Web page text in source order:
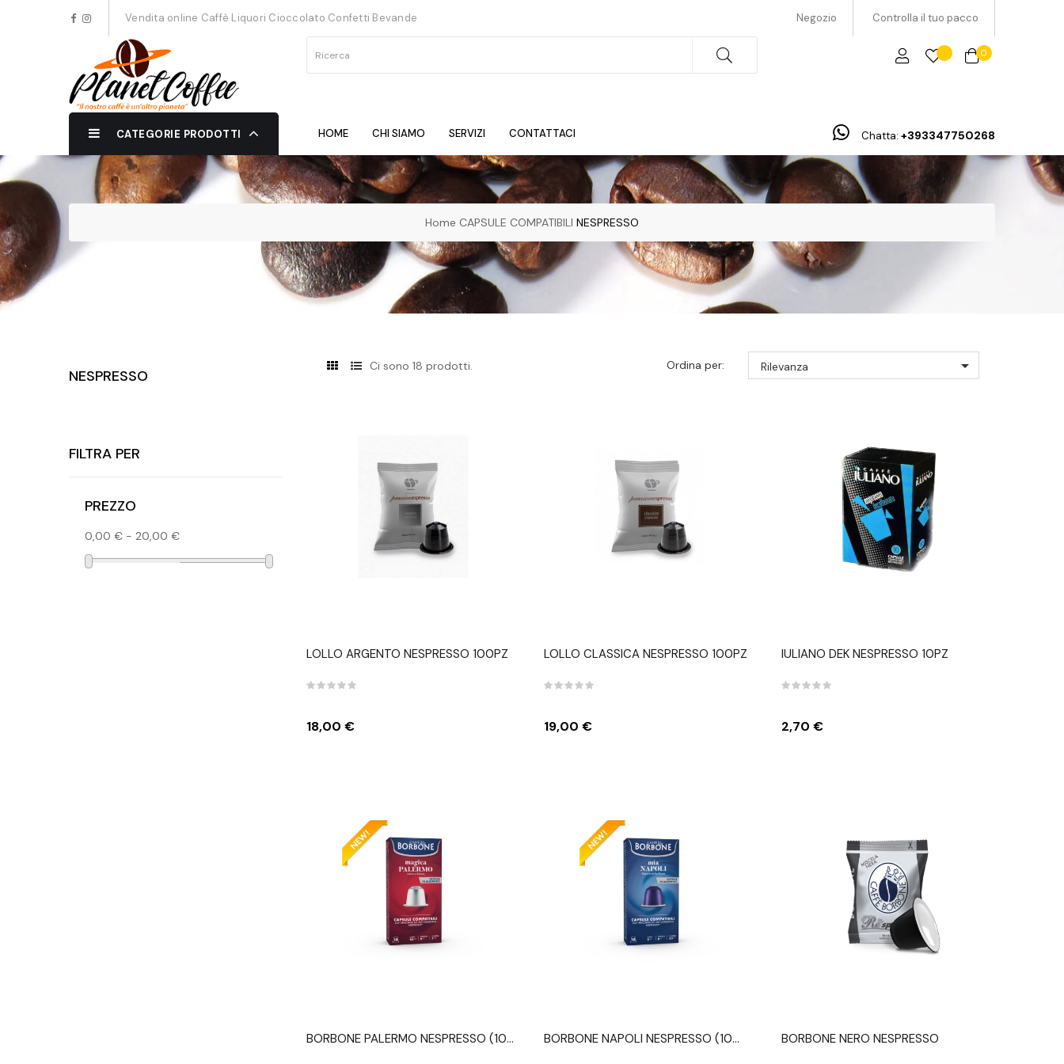
Vendita online Caffè Liquori Cioccolato Confetti Bevande Negozio Controlla il tuo pacco
0
CATEGORIE PRODOTTI HOME CHI SIAMO SERVIZI CONTATTACI Chatta: +393347750268
Home CAPSULE COMPATIBILI NESPRESSO
NESPRESSO
FILTRA PER
PREZZO
0,00 € - 20,00 €
Ci sono 18 prodotti. Ordina per: Rilevanza 
LOLLO ARGENTO NESPRESSO 100PZ
Prezzo
18,00 €
LOLLO CLASSICA NESPRESSO 100PZ
Prezzo
19,00 €
IULIANO DEK NESPRESSO 10PZ
Prezzo
2,70 €
BORBONE PALERMO NESPRESSO (10
BORBONE NAPOLI NESPRESSO (10
BORBONE NERO NESPRESSO